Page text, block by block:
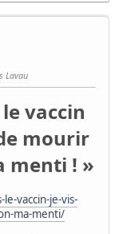
Lavau
vaccin
mourir
menti ! »
vaccin-je-vis-
ma-menti/